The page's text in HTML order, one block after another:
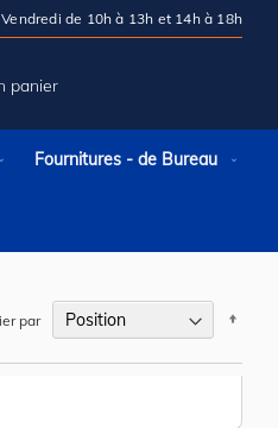
de 10h à 13h et 14h à 18h
panier
Fournitures - de Bureau
par